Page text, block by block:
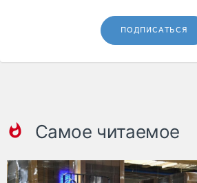
ПОДПИСАТЬСЯ
Самое читаемое